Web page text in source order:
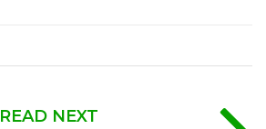
READ NEXT